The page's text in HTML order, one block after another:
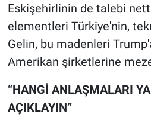
Eskişehirlinin de talebi
elementleri Türkiye'nin,
Gelin, bu madenleri
Amerikan şirketlerine
“HANGİ ANLAŞMALARI
AÇIKLAYIN”